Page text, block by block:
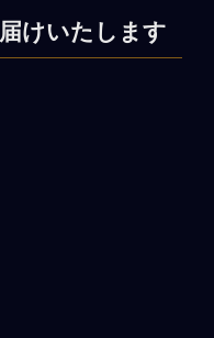
けいたします